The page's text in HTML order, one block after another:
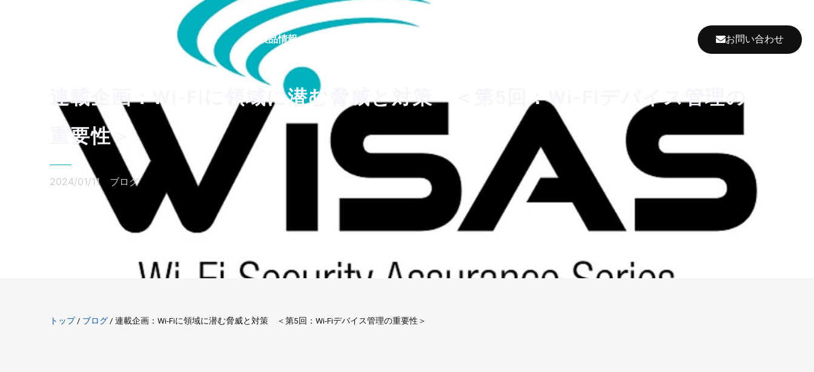
製品情報 お問い合わせ
連載企画：Wi-Fiに領域に潜む脅威と対策 ＜第5回：Wi-Fiデバイス管理の
重要性＞
2024/01/11 ブログ
トップ/ ブログ / 連載企画：Wi-Fiに領域に潜む脅威と対策 ＜第5回：Wi-Fiデバイス管理の重要性＞